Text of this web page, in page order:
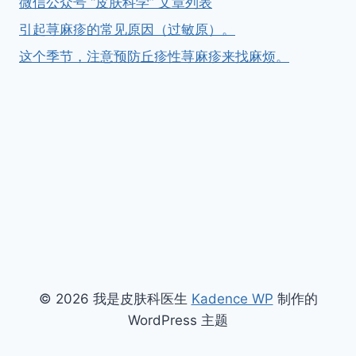
引起荨麻疹的常见原因（过敏原）。
这个季节，注意预防丘疹性荨麻疹来找麻烦。
© 2026 我是皮肤科医生 Kadence WP 制作的
WordPress 主题